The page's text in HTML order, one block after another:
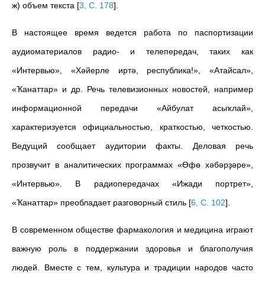
ж) объем текста [3, C. 178]
В настоящее время ведется работа по паспортизации
аудиоматериалов радио- и телепередач, таких как
«Интервью», «Хәйерле иртә, республика!», «Атайсал»,
«Ҡанаттар» и др. Речь телевизионных новостей, например
информационной передачи «Айбулат асыҡлай»,
характеризуется официальностью, краткостью, четкостью.
Ведущий сообщает аудитории факты. Деловая речь
прозвучит в аналитических программах «Өфө хәбәрҙәре»,
«Интервью». В радиопередачах «Ижади портрет»,
«Ҡанаттар» преобладает разговорный стиль [6, C. 102]
В современном обществе фармакология и медицина играют
важную роль в поддержании здоровья и благополучия
людей. Вместе с тем, культура и традиции народов часто